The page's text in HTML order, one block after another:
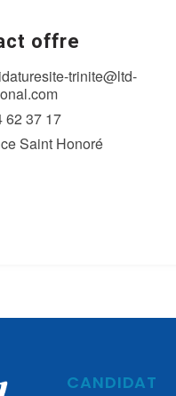
offre
trinite@ltd-
62 37 17
Saint Honoré
CANDIDAT